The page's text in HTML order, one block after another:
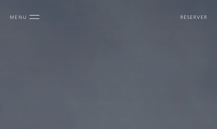
MENU RÉSERVER